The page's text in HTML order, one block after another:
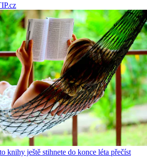
knihy ještě stihnete do konce léta přečíst